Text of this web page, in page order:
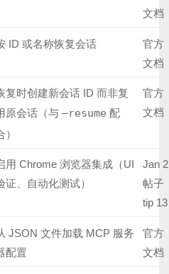
文档
ID 或名称恢复会话
官方
文档
复时创建新会话 ID 而非复
原会话（与 –resume 配
）
官方
文档
用 Chrome 浏览器集成（UI
证、自动化测试）
Jan 2
帖子
tip 13
JSON 文件加载 MCP 服务
配置
官方
文档